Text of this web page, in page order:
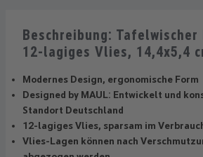
Beschreibung: Tafelwischer
12-lagiges Vlies, 14,4x5,4
Modernes Design, ergonomische Form
Designed by MAUL: Entwickelt und
Standort Deutschland
12-lagiges Vlies, sparsam im
Vlies-Lagen können nach